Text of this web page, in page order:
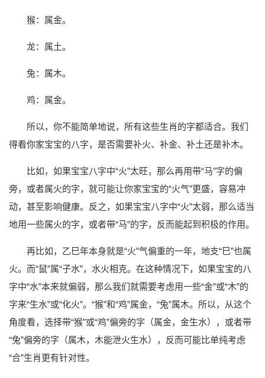
猴：属金。
龙：属土。
兔：属木。
鸡：属金。
所以，你不能简单地说，所有这些生肖的字都适合。我们
得看你家宝宝的八字，是否需要补火、补金、补土还是补木。
比如，如果宝宝八字中“火”太旺，那么再用带“马”字的偏
旁，或者属火的字，就可能让你家宝宝的“火气”更盛，容易冲
动，甚至影响健康。反之，如果宝宝八字中“火”太弱，那么适当
地用一些属火的字，或者带“马”的字，反而能起到积极的作用。
再比如，乙巳年本身就是“火”气偏重的一年，地支“巳”也属
火。而“鼠”属“子水”，水火相克。在这种情况下，如果宝宝的八
字中“水”本来就偏弱，那么我们就需要考虑用一些“金”或“木”的
字来“生水”或“化火”。“猴”和“鸡”属金，“兔”属木。所以，从这个
角度看，选择带“猴”或“鸡”偏旁的字（属金，金生水），或者带
“兔”偏旁的字（属木，木能泄火生水），反而可能比单纯考虑
“合”生肖更有针对性。